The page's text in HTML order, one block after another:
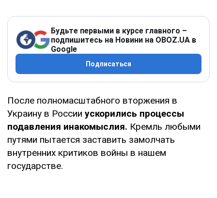
Будьте первыми в курсе главного –
подпишитесь на Новини на OBOZ.UA в
Google
Подписаться
После полномасштабного вторжения в
Украину в России ускорились процессы
подавления инакомыслия. Кремль любыми
путями пытается заставить замолчать
внутренних критиков войны в нашем
государстве.